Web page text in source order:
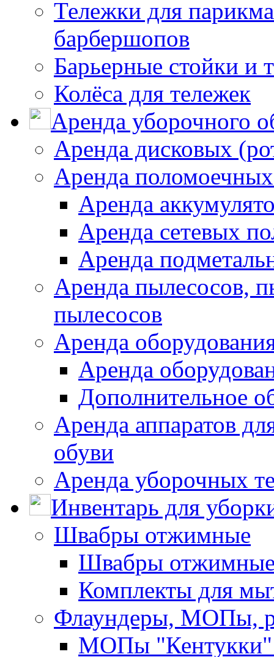
Тележки для
барбершопов
Барьерные стойки и
Колёса для тележек
Аренда уборочного
Аренда дисковых
Аренда
Аренда
Аренда сетевых
Аренда
Аренда пылесосов,
пылесосов
Аренда
Аренда
Дополнительное
Аренда аппаратов
обуви
Аренда уборочных
Инвентарь для
Швабры отжимные
Швабры
Комплекты для
Флаундеры, МОПы,
МОПы "Кентукки"